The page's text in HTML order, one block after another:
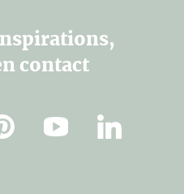
contact
PinterestYoutubeLinkedin